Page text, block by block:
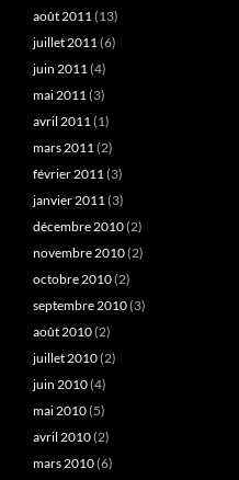
août 2011(13)
juillet 2011(6)
juin 2011(4)
mai 2011(3)
avril 2011(1)
mars 2011(2)
février 2011(3)
janvier 2011(3)
décembre 2010(2)
novembre 2010(2)
octobre 2010(2)
septembre 2010(3)
août 2010(2)
juillet 2010(2)
juin 2010(4)
mai 2010(5)
avril 2010(2)
mars 2010(6)